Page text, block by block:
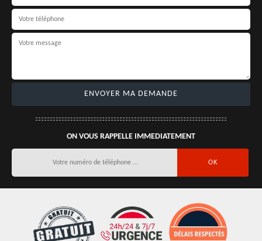
ON VOUS RAPPELLE IMMEDIATEMENT